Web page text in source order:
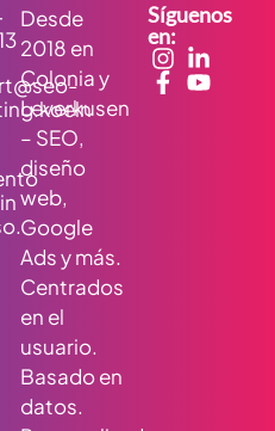
Desde
2018 en
Colonia y
Leverkusen
– SEO,
diseño
web,
Google
Ads y más.
Centrados
en el
usuario.
Basado en
datos.
Síguenos
en: